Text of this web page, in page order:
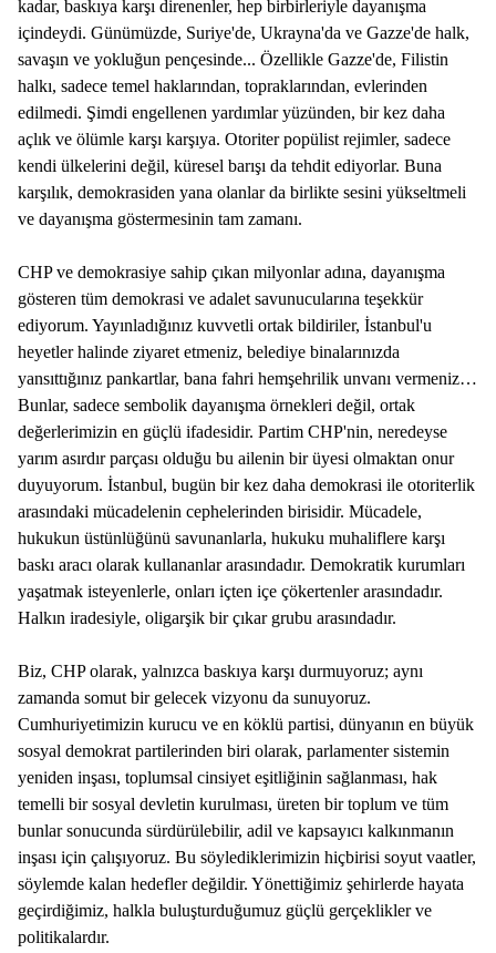
kadar, baskıya karşı direnenler, hep birbirleriyle dayanışma
içindeydi. Günümüzde, Suriye'de, Ukrayna'da ve Gazze'de halk,
savaşın ve yokluğun pençesinde... Özellikle Gazze'de, Filistin
halkı, sadece temel haklarından, topraklarından, evlerinden
edilmedi. Şimdi engellenen yardımlar yüzünden, bir kez daha
açlık ve ölümle karşı karşıya. Otoriter popülist rejimler, sadece
kendi ülkelerini değil, küresel barışı da tehdit ediyorlar. Buna
karşılık, demokrasiden yana olanlar da birlikte sesini yükseltmeli
ve dayanışma göstermesinin tam zamanı.
CHP ve demokrasiye sahip çıkan milyonlar adına, dayanışma
gösteren tüm demokrasi ve adalet savunucularına teşekkür
ediyorum. Yayınladığınız kuvvetli ortak bildiriler, İstanbul'u
heyetler halinde ziyaret etmeniz, belediye binalarınızda
yansıttığınız pankartlar, bana fahri hemşehrilik unvanı vermeniz…
Bunlar, sadece sembolik dayanışma örnekleri değil, ortak
değerlerimizin en güçlü ifadesidir. Partim CHP'nin, neredeyse
yarım asırdır parçası olduğu bu ailenin bir üyesi olmaktan onur
duyuyorum. İstanbul, bugün bir kez daha demokrasi ile otoriterlik
arasındaki mücadelenin cephelerinden birisidir. Mücadele,
hukukun üstünlüğünü savunanlarla, hukuku muhaliflere karşı
baskı aracı olarak kullananlar arasındadır. Demokratik kurumları
yaşatmak isteyenlerle, onları içten içe çökertenler arasındadır.
Halkın iradesiyle, oligarşik bir çıkar grubu arasındadır.
Biz, CHP olarak, yalnızca baskıya karşı durmuyoruz; aynı
zamanda somut bir gelecek vizyonu da sunuyoruz.
Cumhuriyetimizin kurucu ve en köklü partisi, dünyanın en büyük
sosyal demokrat partilerinden biri olarak, parlamenter sistemin
yeniden inşası, toplumsal cinsiyet eşitliğinin sağlanması, hak
temelli bir sosyal devletin kurulması, üreten bir toplum ve tüm
bunlar sonucunda sürdürülebilir, adil ve kapsayıcı kalkınmanın
inşası için çalışıyoruz. Bu söylediklerimizin hiçbirisi soyut vaatler,
söylemde kalan hedefler değildir. Yönettiğimiz şehirlerde hayata
geçirdiğimiz, halkla buluşturduğumuz güçlü gerçeklikler ve
politikalardır.